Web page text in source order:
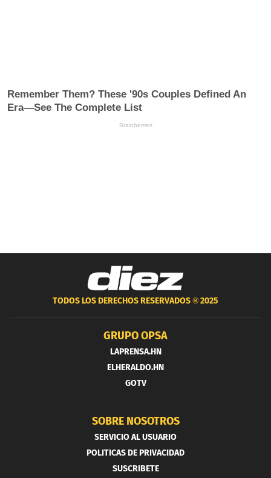
TODOS LOS DERECHOS RESERVADOS ®2025
GRUPO OPSA
LAPRENSA.HN
ELHERALDO.HN
GOTV
SOBRE NOSOTROS
SERVICIO AL USUARIO
POLITICAS DE PRIVACIDAD
SUSCRIBETE